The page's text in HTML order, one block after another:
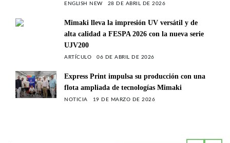
ENGLISH NEW 28 DE ABRIL DE 2026
Mimaki lleva la impresión UV versátil y de
alta calidad a FESPA 2026 con la nueva serie
UJV200
ARTÍCULO 06 DE ABRIL DE 2026
Express Print impulsa su producción con una
flota ampliada de tecnologías Mimaki
NOTICIA 19 DE MARZO DE 2026